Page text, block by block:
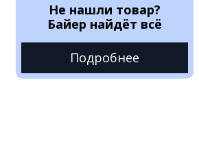
Не нашли товар?
Байер найдёт всё
Подробнее